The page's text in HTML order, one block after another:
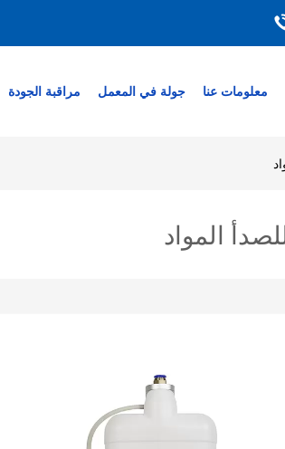
معلومات عنا جولة في المعمل مراقبة الجودة